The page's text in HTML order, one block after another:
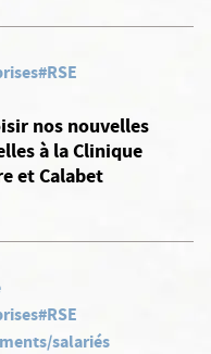
#RSE
nos nouvelles
à la Clinique
et Calabet
#RSE
salariés